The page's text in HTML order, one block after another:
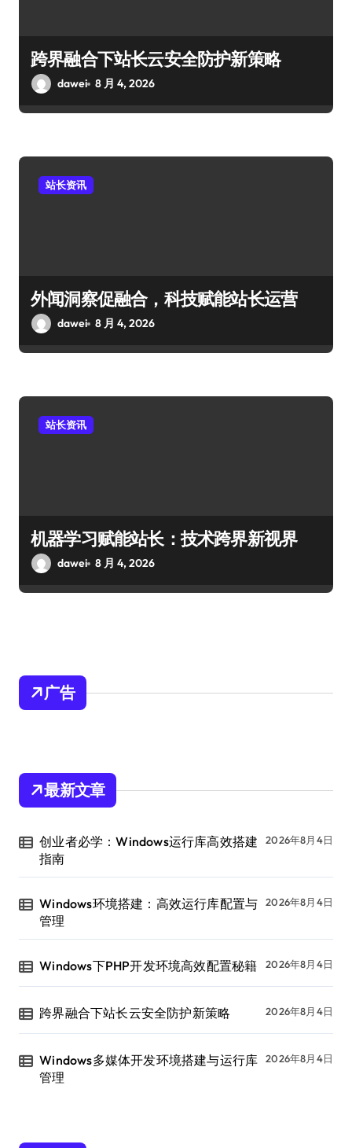
跨界融合下站长云安全防护新策略
dawei 8 月 4, 2026
站长资讯
外闻洞察促融合，科技赋能站长运营
dawei 8 月 4, 2026
站长资讯
机器学习赋能站长：技术跨界新视界
dawei 8 月 4, 2026
广告
最新文章
创业者必学：Windows运行库高效搭建
指南
2026年8月4日
Windows环境搭建：高效运行库配置与
管理
2026年8月4日
Windows下PHP开发环境高效配置秘籍 2026年8月4日
跨界融合下站长云安全防护新策略 2026年8月4日
Windows多媒体开发环境搭建与运行库
管理
2026年8月4日